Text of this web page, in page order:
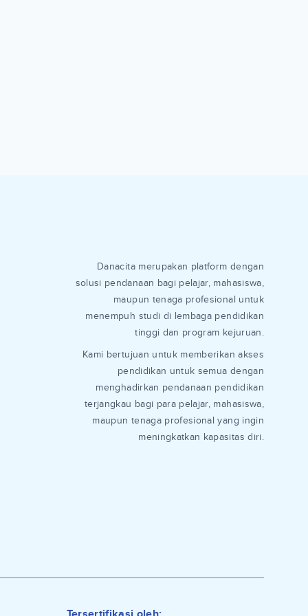
Danacita merupakan platform dengan
solusi pendanaan bagi pelajar, mahasiswa,
maupun tenaga profesional untuk
menempuh studi di lembaga pendidikan
tinggi dan program kejuruan.
Kami bertujuan untuk memberikan akses
pendidikan untuk semua dengan
menghadirkan pendanaan pendidikan
terjangkau bagi para pelajar, mahasiswa,
maupun tenaga profesional yang ingin
meningkatkan kapasitas diri.